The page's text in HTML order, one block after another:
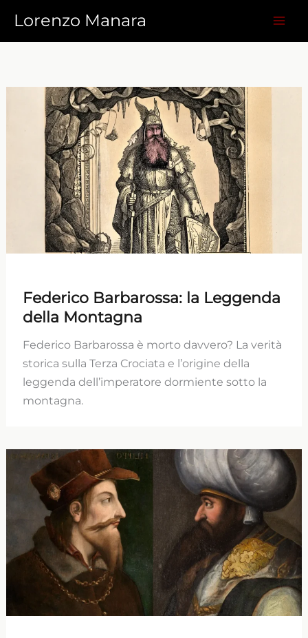
contenuto
Lorenzo Manara
Federico Barbarossa: la Leggenda
della Montagna
Federico Barbarossa è morto davvero? La verità
storica sulla Terza Crociata e l’origine della
leggenda dell’imperatore dormiente sotto la
montagna.